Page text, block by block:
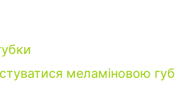
меламіновою